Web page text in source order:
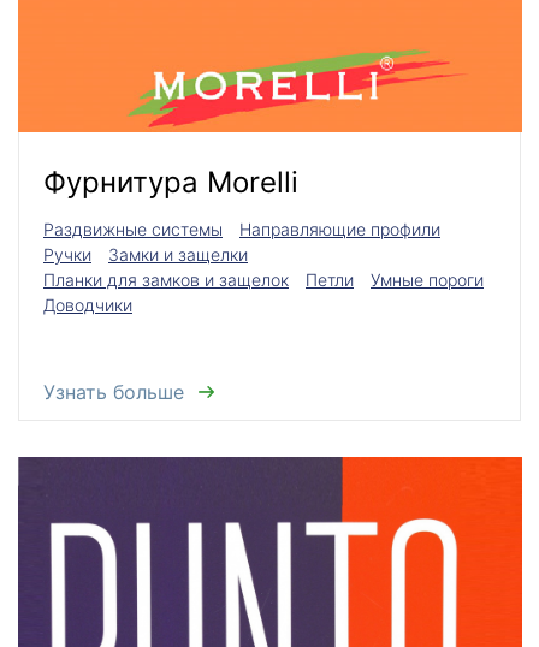
Фурнитура Morelli
Раздвижные системы
Направляющие профили
Ручки
Замки и защелки
Планки для замков и защелок
Петли
Умные пороги
Доводчики
Узнать больше